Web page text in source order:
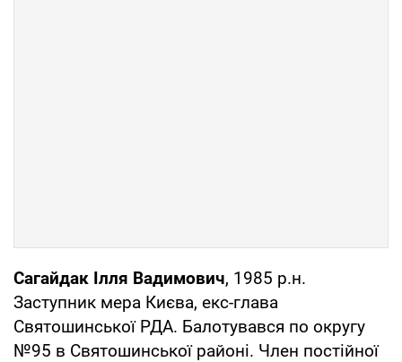
Сагайдак Ілля Вадимович, 1985 р.н.
Заступник мера Києва, екс-глава
Святошинської РДА. Балотувався по округу
№95 в Святошинської районі. Член постійної